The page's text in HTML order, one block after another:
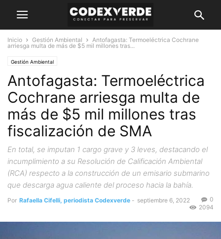
Inicio Gestión Ambiental
Antofagasta: Termoeléctrica Cochrane
arriesga multa de más de $5 mil millones tras...
Gestión Ambiental
Antofagasta: Termoeléctrica
Cochrane arriesga multa de
más de $5 mil millones tras
fiscalización de SMA
En total, se imputan 1 cargo grave y 3 leves, destacando el
incumplimiento a su Resolución de Calificación Ambiental
(RCA) respecto a la construcción de un emisario submarino
que descarga agua caliente del proceso hacia la bahía.
Por Rafaella Cifelli, periodista Codexverde - septiembre 6, 2022
0
2094